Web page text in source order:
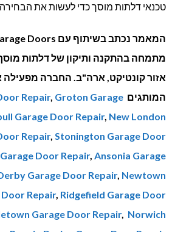
טכנאי דלתות מוסך כדי לעשות את הבחירה
אזור קונטיקט, ארה"ב. החברה מפעילה
המותגים
Repair, Groton Garage
Garage Door Repair, New London
Repair, Stonington Garage Door
Door Repair, Ansonia Garage
Garage Door Repair, Newtown
Repair, Ridgefield Garage Door
Garage Door Repair, Norwich